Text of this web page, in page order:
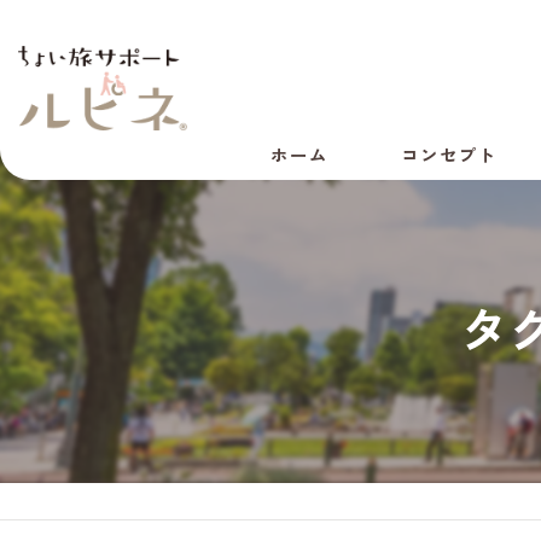
ホーム コンセプト
代表あいさつ
会社概要
採用情報 タ